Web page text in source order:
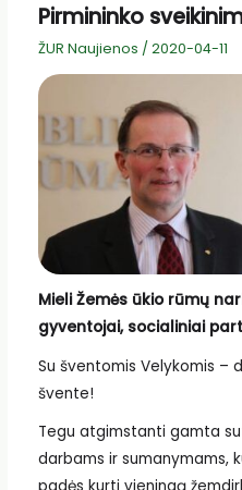
Pirmininko
ŽUR Naujienos / 2020-04-11
Mieli Žemės ūkio rūmų
gyventojai, socialiniai
Su šventomis Velykomis –
švente!
Tegu atgimstanti gamta
darbams ir sumanymams,